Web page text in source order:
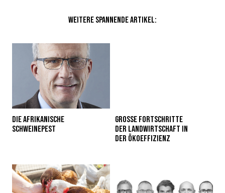
WEITERE SPANNENDE ARTIKEL:
DIE AFRIKANISCHE
SCHWEINEPEST
GROSSE FORTSCHRITTE
DER ­LANDWIRTSCHAFT IN
DER ­ÖKOEFFIZIENZ